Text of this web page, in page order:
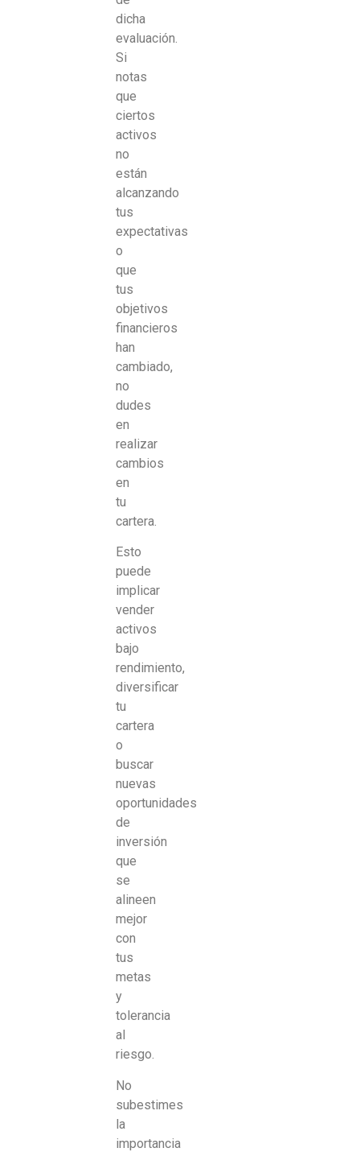
dicha
evaluación.
Si
notas
que
ciertos
activos
no
están
alcanzando
tus
expectativas
o
que
tus
objetivos
financieros
han
cambiado,
no
dudes
en
realizar
cambios
en
tu
cartera.
Esto
puede
implicar
vender
activos
bajo
rendimiento,
diversificar
tu
cartera
o
buscar
nuevas
oportunidades
de
inversión
que
se
alineen
mejor
con
tus
metas
y
tolerancia
al
riesgo.
No
subestimes
la
importancia